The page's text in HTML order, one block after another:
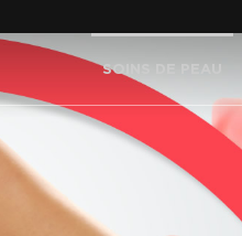
SOINS DE PEAU